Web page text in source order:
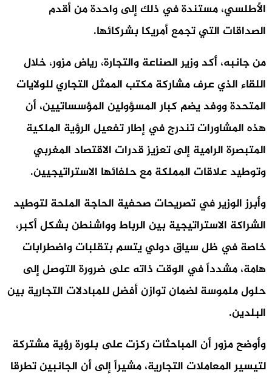
الأطلسي، مستندة في ذلك إلى واحدة من أقدم
الصداقات التي تجمع أمريكا بشركائها.
من جانبه، أكد وزير الصناعة والتجارة، رياض مزور، خلال
اللقاء الذي عرف مشاركة مكتب الممثل التجاري للولايات
المتحدة ووفد يضم كبار المسؤولين المؤسساتيين، أن
هذه المشاورات تندرج في إطار تفعيل الرؤية الملكية
المتبصرة الرامية إلى تعزيز قدرات الاقتصاد المغربي
وتوطيد علاقات المملكة مع حلفائها الاستراتيجيين.
وأبرز الوزير في تصريحات صحفية الحاجة الملحة لتوطيد
الشراكة الاستراتيجية بين الرباط وواشنطن بشكل أكبر،
خاصة في ظل سياق دولي يتسم بتقلبات واضطرابات
هامة، مشدداً في الوقت ذاته على ضرورة التوصل إلى
حلول ملموسة لضمان توازن أفضل للمبادلات التجارية بين
البلدين.
وأوضح مزور أن المباحثات ركزت على بلورة رؤية مشتركة
لتيسير المعاملات التجارية، مشيراً إلى أن الجانبين تطرقا